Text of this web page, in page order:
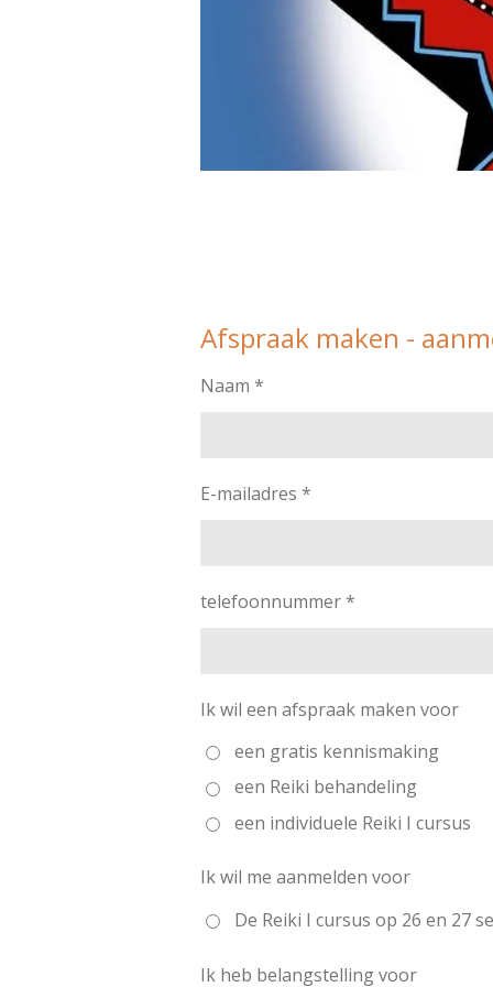
Afspraak maken -
Naam *
E-mailadres *
telefoonnummer *
Ik wil een afspraak maken voor
een gratis kennismaking
een Reiki behandeling
een individuele Reiki I cursus
Ik wil me aanmelden voor
De Reiki I cursus op 26 en 27
Ik heb belangstelling voor